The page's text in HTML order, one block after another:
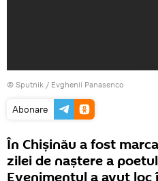
© Sputnik / Evghenii Panasenco
Abonare
În Chișinău a fost
zilei de naștere a